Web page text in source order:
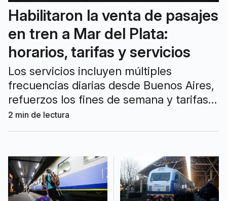
Habilitaron la venta de pasajes
en tren a Mar del Plata:
horarios, tarifas y servicios
Los servicios incluyen múltiples
frecuencias diarias desde Buenos Aires,
refuerzos los fines de semana y tarifas
diferenciadas según categoría, en el
marco de la programación de la
2 min de lectura